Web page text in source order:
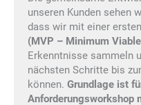
unseren Kunden sehen
dass wir mit einer
(MVP – Minimum
Erkenntnisse sammeln
nächsten Schritte bis
können. Grundlage ist
Anforderungsworkshop